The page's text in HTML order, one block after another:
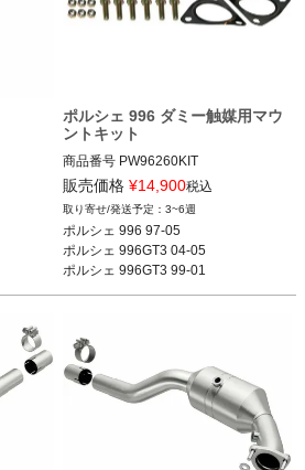
ポルシェ 996 ダミー触媒用マウ
ントキット
商品番号 PW96260KIT
PW96260KIT
販売価格 ¥14,900税込
3~6週
ポルシェ 996 97-05
ポルシェ 996GT3 04-05
ポルシェ 996GT3 99-01